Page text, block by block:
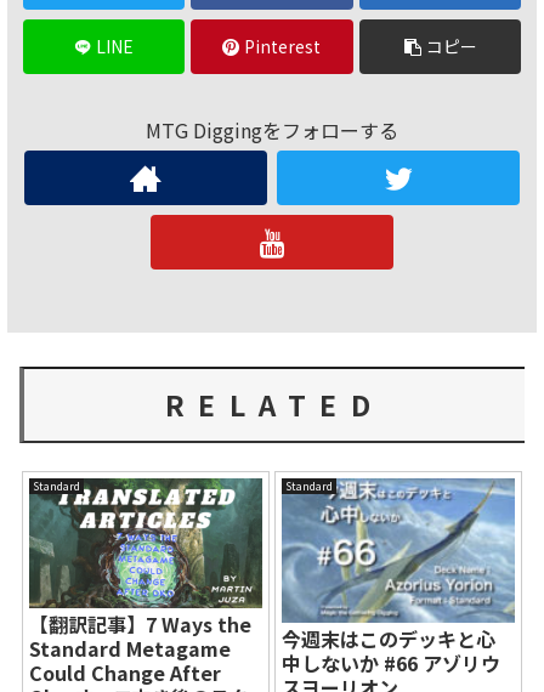
LINE Pinterest コピー
MTG Diggingをフォローする
RELATED
Standard
【翻訳記事】7 Ways the
Standard Metagame
Could Change After
Standard
今週末はこのデッキと心
中しないか #66 アゾリウ